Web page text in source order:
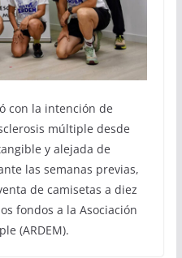
con la intención de
múltiple desde
y alejada de
las semanas previas,
de camisetas a diez
fondos a la Asociación
(ARDEM).